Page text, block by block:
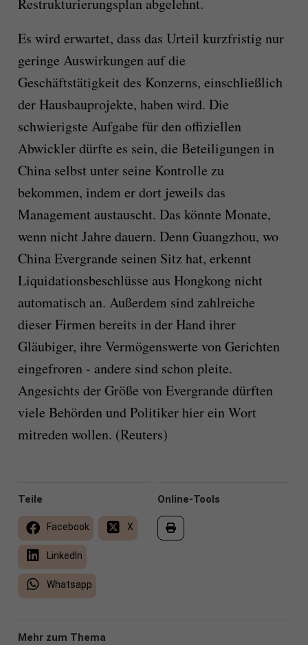
Restrukturierungsplan abgelehnt.
Es wird erwartet, dass das Urteil kurzfristig nur
geringe Auswirkungen auf die
Geschäftstätigkeit des Konzerns, einschließlich
der Hausbauprojekte, haben wird. Die
schwierigste Aufgabe für den offiziellen
Abwickler dürfte es sein, die Beteiligungen in
China selbst unter seine Kontrolle zu
bekommen, indem er dort jeweils das
Management austauscht. Das könnte Monate,
wenn nicht Jahre dauern. Denn Guangzhou, wo
China Evergrande seinen Sitz hat, erkennt
Liquidationsbeschlüsse aus Hongkong nicht
automatisch an. Außerdem sind zahlreiche
dieser Firmen bereits in der Hand ihrer
Gläubiger, ihre Vermögenswerte von Gerichten
eingefroren - andere sind schon pleite.
Angesichts der Größe von Evergrande dürften
viele Behörden und Politiker hier ein Wort
mitreden wollen. (Reuters)
Online-Tools
Teile
Facebook X
LinkedIn
Whatsapp
Mehr zum Thema